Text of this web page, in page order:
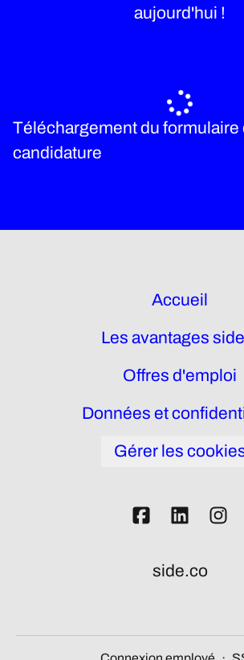
aujourd'hui !
Téléchargement du formulaire
candidature
Accueil
Les avantages
Offres d'emploi
Données et
Gérer les
side.co